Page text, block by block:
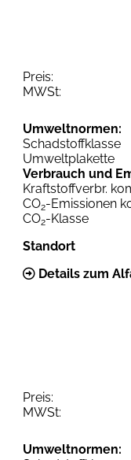
Preis:
MWSt:
Umweltnormen:
Schadstoffklasse
Umweltplakette
Verbrauch und
Kraftstoffverbr.
CO2-Emissionen
CO2-Klasse
Standort
Details zum
Preis:
MWSt:
Umweltnormen: